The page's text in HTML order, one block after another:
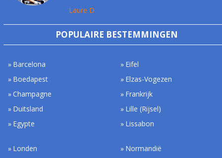
Laure D
POPULAIRE BESTEMMINGEN
Barcelona
Boedapest
Champagne
Duitsland
Egypte
Eifel
Elzas-Vogezen
Frankrijk
Lille (Rijsel)
Lissabon
Londen
Normandië